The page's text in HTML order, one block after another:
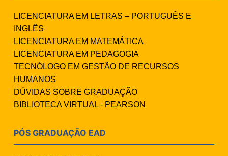
LICENCIATURA EM LETRAS – PORTUGUÊS E
INGLÊS
LICENCIATURA EM MATEMÁTICA
LICENCIATURA EM PEDAGOGIA
TECNÓLOGO EM GESTÃO DE RECURSOS
HUMANOS
DÚVIDAS SOBRE GRADUAÇÃO
BIBLIOTECA VIRTUAL - PEARSON
PÓS GRADUAÇÃO EAD